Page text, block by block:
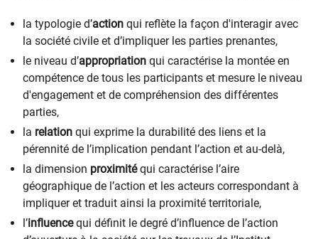
la typologie d’action qui reflète la façon d'interagir avec
la société civile et d’impliquer les parties prenantes,
le niveau d’appropriation qui caractérise la montée en
compétence de tous les participants et mesure le niveau
d'engagement et de compréhension des différentes
parties,
la relation qui exprime la durabilité des liens et la
pérennité de l’implication pendant l’action et au-delà,
la dimension proximitéqui caractérise l’aire
géographique de l’action et les acteurs correspondant à
impliquer et traduit ainsi la proximité territoriale,
l’influencequi définit le degré d’influence de l’action